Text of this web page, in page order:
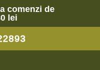
comenzi de
lei